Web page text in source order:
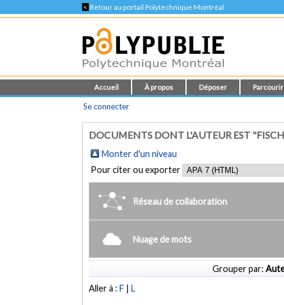
< Retour au portail Polytechnique Montréal
Accueil À propos Déposer Parcourir
Se connecter
DOCUMENTS DONT L'AUTEUR EST
Monter d'un niveau
Pour citer ou exporter
Réseau de collaboration
Nuage de mots
Grouper par:
Aller à :F |L